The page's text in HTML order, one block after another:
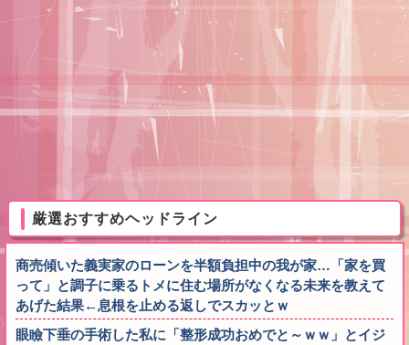
厳選おすすめヘッドライン
商売傾いた義実家のローンを半額負担中の我が家…「家を買
って」と調子に乗るトメに住む場所がなくなる未来を教えて
あげた結果←息根を止める返しでスカッとｗ
眼瞼下垂の手術した私に「整形成功おめでと～ｗｗ」とイジ